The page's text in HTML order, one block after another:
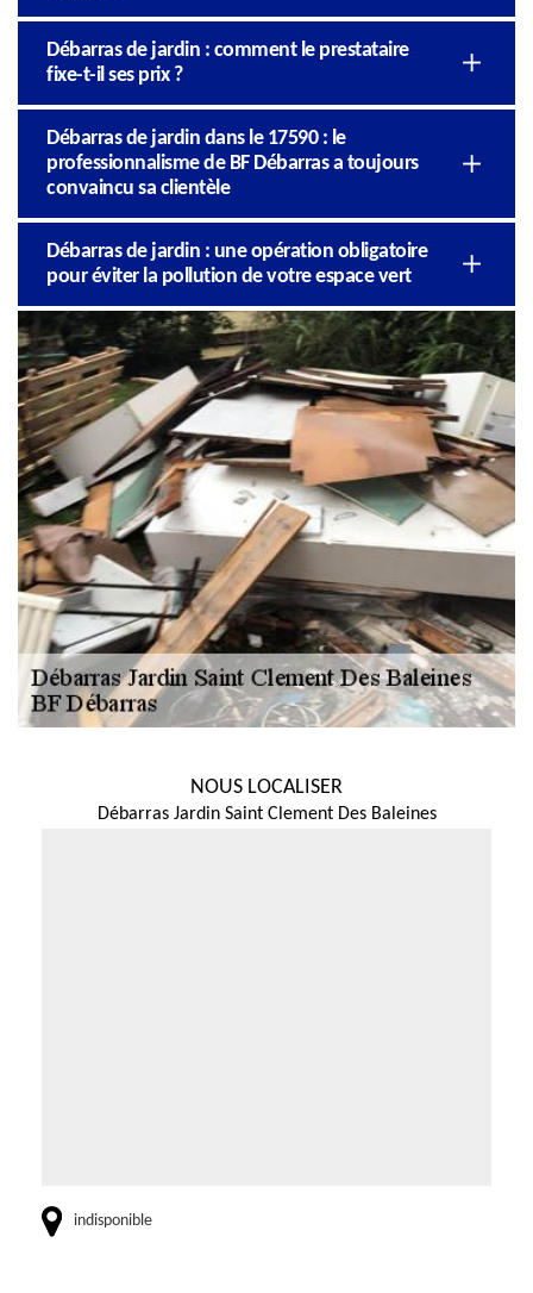
Débarras de jardin : comment le prestataire
fixe-t-il ses prix ?
Débarras de jardin dans le 17590 : le
professionnalisme de BF Débarras a toujours
convaincu sa clientèle
Débarras de jardin : une opération obligatoire
pour éviter la pollution de votre espace vert
NOUS LOCALISER
Débarras Jardin Saint Clement Des Baleines
indisponible